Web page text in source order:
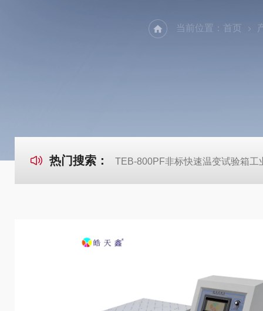
当前位置： 首页
热门搜索： TEB-800PF非标快速温变试验箱工